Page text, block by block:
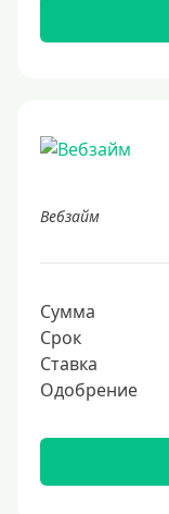
Вебзайм
Сумма
Срок
Ставка
Одобрение